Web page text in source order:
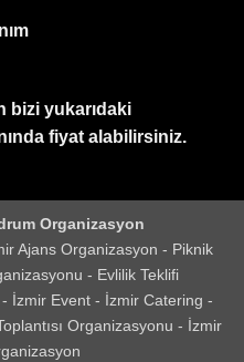
bizi yukarıdaki
fiyat alabilirsiniz.
Organizasyon
Ajans Organizasyon - Piknik
- Evlilik Teklifi
- İzmir Event - İzmir Catering -
Organizasyonu - İzmir